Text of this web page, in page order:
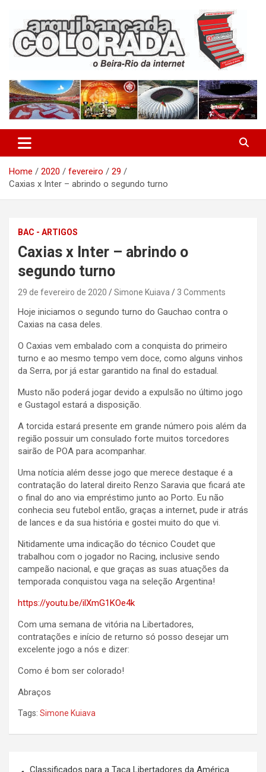
content
Arquibancada Colorada
Home 2020 fevereiro
29
Caxias x Inter – abrindo o segundo turno
BAC - ARTIGOS
Caxias x Inter – abrindo o
segundo turno
29 de fevereiro de 2020 Simone Kuiava 3 Comments
Hoje iniciamos o segundo turno do Gauchao contra o
Caxias na casa deles.
O Caxias vem embalado com a conquista do primeiro
turno e ao mesmo tempo vem doce, como alguns vinhos
da Serra, por já estar garantido na final do estadual.
Musto não poderá jogar devido a expulsão no último jogo
e Gustagol estará a disposição.
A torcida estará presente em grande número pois além da
região possuir um consulado forte muitos torcedores
sairão de POA para acompanhar.
Uma notícia além desse jogo que merece destaque é a
contratação do lateral direito Renzo Saravia que ficará ate
o final do ano via empréstimo junto ao Porto. Eu não
conhecia seu futebol então, graças a internet, pude ir atrás
de lances e da sua história e gostei muito do que vi.
Nitidamente uma indicação do técnico Coudet que
trabalhou com o jogador no Racing, inclusive sendo
campeão nacional, e que graças as suas atuações da
temporada conquistou vaga na seleção Argentina!
https://youtu.be/ilXmG1KOe4k
Com uma semana de vitória na Libertadores,
contratações e início de returno só posso desejar um
excelente jogo a nós e dizer:
Como é bom ser colorado!
Abraços
Tags: Simone Kuiava
Classificados para a Taça Libertadores da América